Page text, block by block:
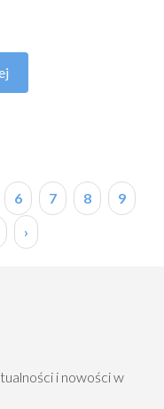
6 7 8
9
›
i nowości w